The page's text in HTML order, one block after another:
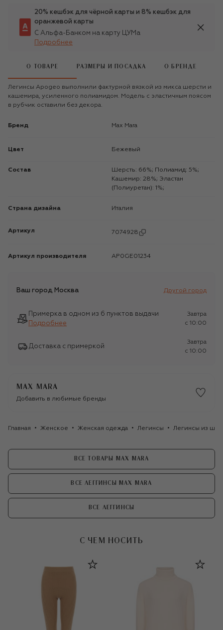
20% кешбэк для чёрной карты и 8% кешбэк для
оранжевой карты
С Альфа-Банком на карту ЦУМа
Подробнее
О ТОВАРЕ РАЗМЕРЫ И ПОСАДКА О БРЕНДЕ
Легинсы Apogeo выполнили фактурной вязкой из микса шерсти и
кашемира, усиленного полиамидом. Модель с эластичным поясом
в рубчик оставили без декора.
Бренд Max Mara
Цвет Бежевый
Состав
Шерсть: 66%; Полиамид: 5%;
Кашемир: 28%; Эластан
(Полиуретан): 1%;
Страна дизайна Италия
Артикул 7074928
Артикул производителя AP0GE01234
Ваш город Москва Другой город
Примерка в одном из 6 пунктов выдачи
Подробнее
Завтра
c 10:00
Доставка с примеркой
Завтра
c 10:00
MAX MARA
Добавить в любимые бренды
Главная Женское Женская одежда Легинсы Легинсы из
ВСЕ ТОВАРЫ MAX MARA
ВСЕ ЛЕГГИНСЫ MAX MARA
ВСЕ ЛЕГГИНСЫ
С ЧЕМ НОСИТЬ